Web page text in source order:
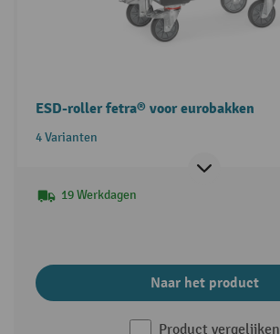
ESD-roller fetra® voor eurobakken
4 Varianten
19 Werkdagen
Naar het product
Product vergelijken